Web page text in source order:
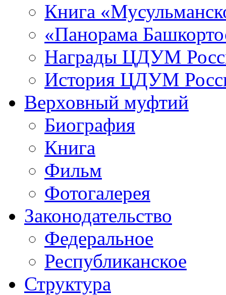
Книга
«Панорама
Награды ЦДУМ
История ЦДУМ
Верховный муфтий
Биография
Книга
Фильм
Фотогалерея
Законодательство
Федеральное
Республиканское
Структура